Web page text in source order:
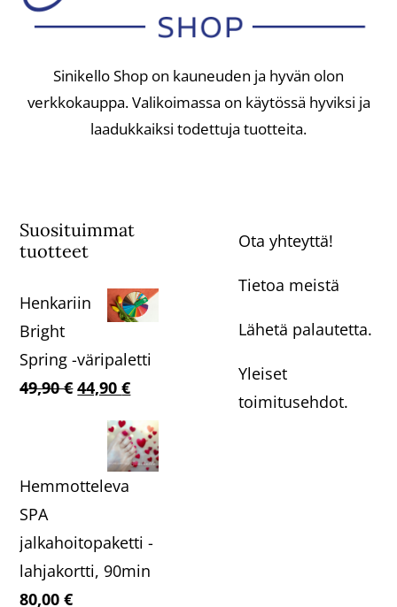
Sinikello Shop on kauneuden ja hyvän olon
verkkokauppa. Valikoimassa on käytössä hyviksi ja
laadukkaiksi todettuja tuotteita.
Suosituimmat
tuotteet
Henkariin
Bright
Spring -väripaletti
49,90€Alkuperäinen
hinta
49,90 €.
44,90€Nykyinen
hinta
on:
44,90 €.
Hemmotteleva
SPA
jalkahoitopaketti -
lahjakortti, 90min
80,00€
Ota yhteyttä!
Tietoa meistä
Lähetä palautetta.
Yleiset
toimitusehdot.